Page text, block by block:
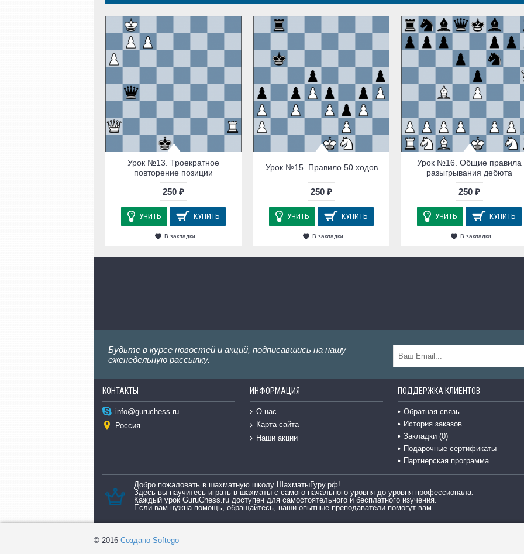
Урок №13. Троекратное
повторение позиции
250 ₽
УЧИТЬ КУПИТЬ
В закладки
Урок №15. Правило 50 ходов
250 ₽
УЧИТЬ КУПИТЬ
В закладки
Урок №16. Общие правила
разыгрывания дебюта
250 ₽
УЧИТЬ КУПИТЬ
В закладки
Будьте в курсе новостей и акций, подписавшись на нашу
еженедельную рассылку.
КОНТАКТЫ
info@guruchess.ru
Россия
ИНФОРМАЦИЯ
О нас
Карта сайта
Наши акции
ПОДДЕРЖКА КЛИЕНТОВ
Обратная связь
История заказов
Закладки (0)
Подарочные сертификаты
Партнерская программа
Добро пожаловать в шахматную школу ШахматыГуру.рф!
Здесь вы научитесь играть в шахматы с самого начального уровня до уровня профессионала.
Каждый урок GuruChess.ru доступен для самостоятельного и бесплатного изучения.
Если вам нужна помощь, обращайтесь, наши опытные преподаватели помогут вам.
© 2016 Создано Softego